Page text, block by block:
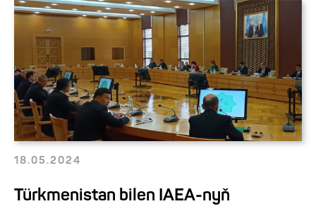
18.05.2024
Türkmenistan bilen IAEA-nyň